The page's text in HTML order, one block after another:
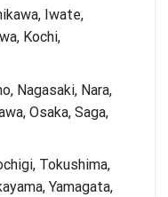
Iwate,
Kochi,
Nagasaki, Nara,
Osaka, Saga,
Tokushima,
Yamagata,